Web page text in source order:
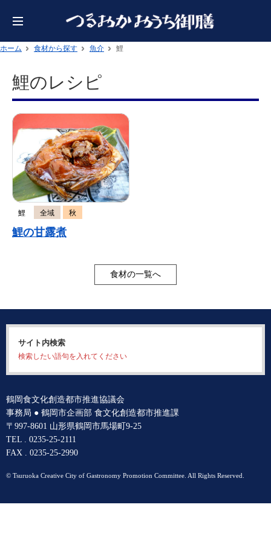
ホーム 食材から探す 魚介 鯉
鯉のレシピ
鯉 全域 秋
鯉の甘露煮
食材の一覧へ
サイト内検索
検索したい語句を入れてください
鶴岡食文化創造都市推進協議会
事務局 ● 鶴岡市企画部 食文化創造都市推進課
〒997-8601 山形県鶴岡市馬場町9-25
TEL . 0235-25-2111
FAX . 0235-25-2990
© Tsuruoka Creative City of Gastronomy Promotion Committee. All Rights Reserved.